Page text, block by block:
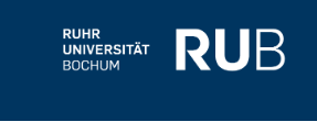
to
content